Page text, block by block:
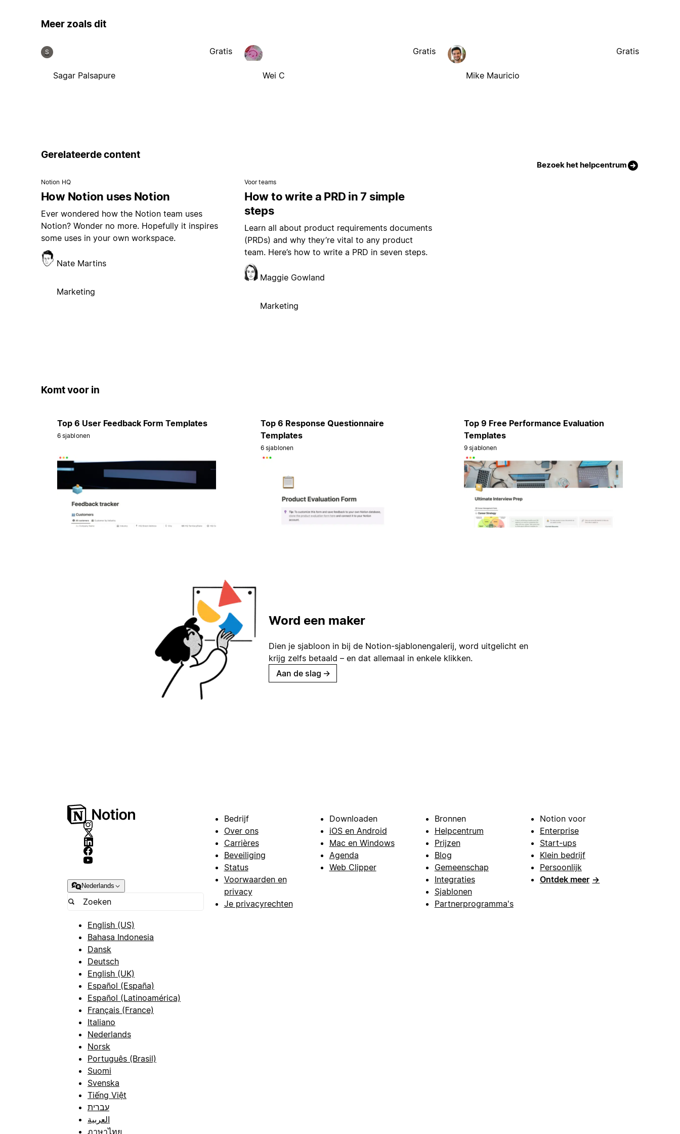
Meer zoals dit
S
Sagar Palsapure
Gratis
Wei C
Gratis
Mike Mauricio
Gratis
Gerelateerde content
Bezoek het helpcentrum
Notion HQ
How Notion uses Notion
Ever wondered how the Notion team uses
Notion? Wonder no more. Hopefully it inspires
some uses in your own workspace.
Nate Martins
Marketing
Voor teams
How to write a PRD in 7 simple
steps
Learn all about product requirements documents
(PRDs) and why they’re vital to any product
team. Here’s how to write a PRD in seven steps.
Maggie Gowland
Marketing
Komt voor in
Top 6 User Feedback Form Templates
6 sjablonen
Top 6 Response Questionnaire
Templates
6 sjablonen
Top 9 Free Performance Evaluation
Templates
9 sjablonen
Word een maker
Dien je sjabloon in bij de Notion-sjablonengalerij, word uitgelicht en
krijg zelfs betaald – en dat allemaal in enkele klikken.
Aan de slag →
Nederlands
English (US)
Bahasa Indonesia
Dansk
Deutsch
English (UK)
Español (España)
Español (Latinoamérica)
Français (France)
Italiano
Nederlands
Norsk
Português (Brasil)
Suomi
Svenska
Tiếng Việt
עברית
العربية
ภาษาไทย
Bedrijf
Over ons
Carrières
Beveiliging
Status
Voorwaarden en
privacy
Je privacyrechten
Downloaden
iOS en Android
Mac en Windows
Agenda
Web Clipper
Bronnen
Helpcentrum
Prijzen
Blog
Gemeenschap
Integraties
Sjablonen
Partnerprogramma's
Notion voor
Enterprise
Start-ups
Klein bedrijf
Persoonlijk
Ontdek meer →